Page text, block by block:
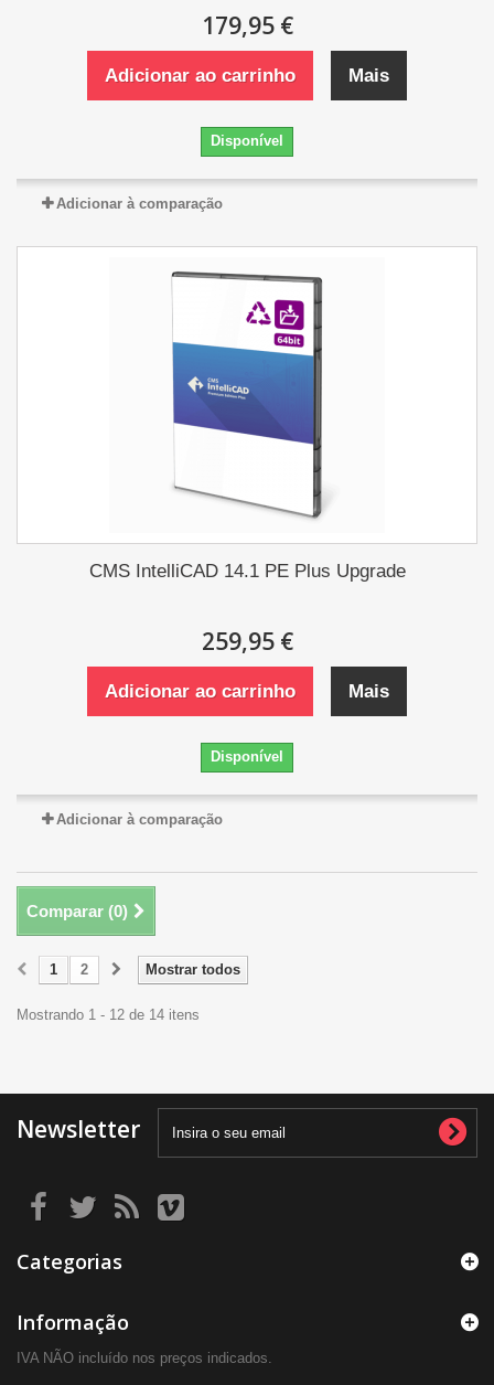
179,95 €
Adicionar ao carrinho Mais
Disponível
Adicionar à comparação
CMS IntelliCAD 14.1 PE Plus Upgrade
259,95 €
Adicionar ao carrinho Mais
Disponível
Adicionar à comparação
Comparar (0)
Mostrar todos
1 2
Mostrando 1 - 12 de 14 itens
Newsletter
Categorias
Informação
IVA NÃO incluído nos preços indicados.